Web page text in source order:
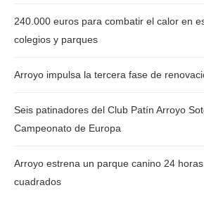
240.000 euros para combatir el calor en
colegios y parques
Arroyo impulsa la tercera fase de
Seis patinadores del Club Patín Arroyo
Campeonato de Europa
Arroyo estrena un parque canino 24
cuadrados